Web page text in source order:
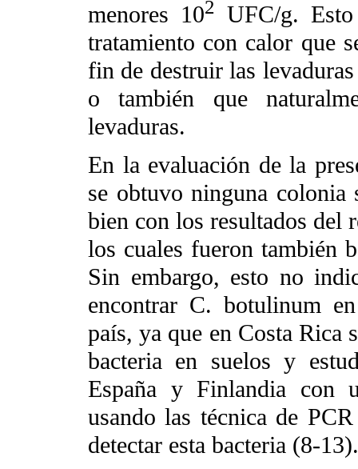
menores 102 UFC/g.
tratamiento con calor que
fin de destruir las
o también que
levaduras.
En la evaluación de la
se obtuvo ninguna colonia
bien con los resultados del
los cuales fueron también
Sin embargo, esto no
encontrar C. botulinum
país, ya que en Costa Rica
bacteria en suelos y
España y Finlandia con
usando las técnica de
detectar esta bacteria (8-13).